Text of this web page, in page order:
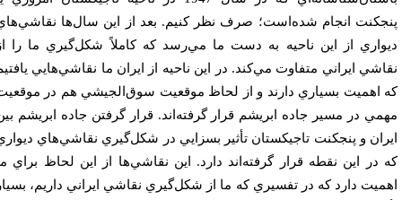
انجام شده‌است؛ صرف نظر كنيم. بعد از اين سال‌ها نقاشي‌هاي
از اين ناحيه به دست ما مي‌رسد كه كاملاً شكل‌گيري ما را از
ايراني متفاوت مي‌كند. در اين ناحيه از ايران ما نقاشي‌هايي يافتيم
اهميت بسياري دارند و از لحاظ موقعيت سوق‌الجيشي هم در موقعيت
در مسير جاده ابريشم قرار گرفته‌اند. قرار گرفتن جاده ابريشم بين
و پنجكنت تاجيكستان تأثير بسزايي در شكل‌گيري نقاشي‌هاي ديواري
در اين نقطه قرار گرفته‌اند دارد. اين نقاشي‌ها از اين لحاظ براي ما
دارد كه در تفسيري كه ما از شكل‌گيري نقاشي ايراني داريم، بسيار